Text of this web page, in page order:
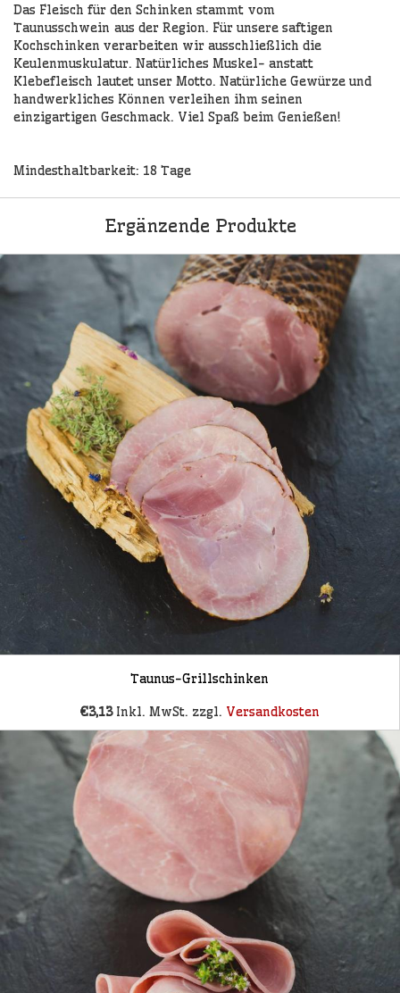
Das Fleisch für den Schinken stammt vom
Taunusschwein aus der Region. Für unsere saftigen
Kochschinken verarbeiten wir ausschließlich die
Keulenmuskulatur. Natürliches Muskel- anstatt
Klebefleisch lautet unser Motto. Natürliche Gewürze und
handwerkliches Können verleihen ihm seinen
einzigartigen Geschmack. Viel Spaß beim Genießen!
Mindesthaltbarkeit: 18 Tage
Ergänzende Produkte
Taunus-Grillschinken
€3,13 Inkl. MwSt. zzgl. Versandkosten